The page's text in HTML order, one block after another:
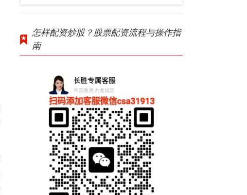
怎样配资炒股？股票配资流程与操作指
南